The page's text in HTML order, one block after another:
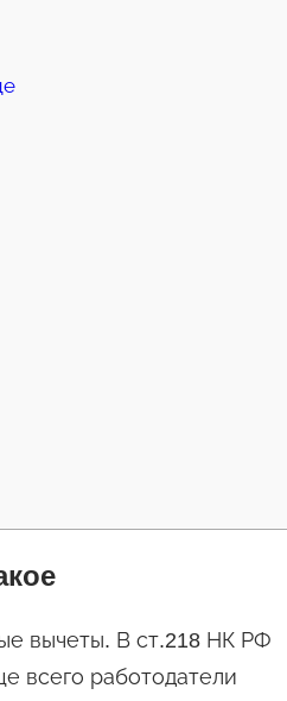
вычеты. В ст.218 НК РФ
всего работодатели